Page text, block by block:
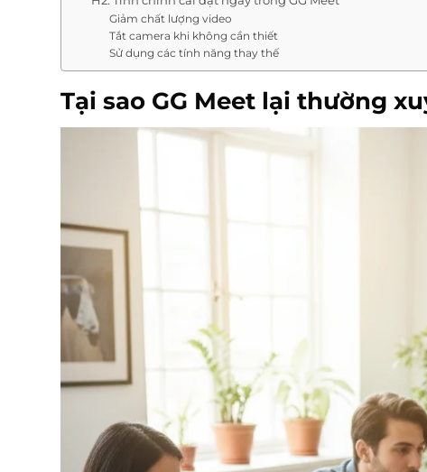
Giảm chất lượng video
Tắt camera khi không cần thiết
Sử dụng các tính năng thay thế
Tại sao GG Meet lại thường